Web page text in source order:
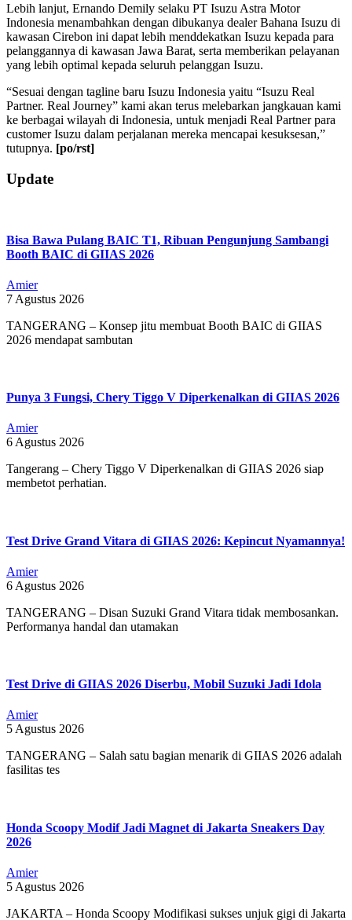
Lebih lanjut, Ernando Demily selaku PT Isuzu Astra Motor
Indonesia menambahkan dengan dibukanya dealer Bahana Isuzu di
kawasan Cirebon ini dapat lebih menddekatkan Isuzu kepada para
pelanggannya di kawasan Jawa Barat, serta memberikan pelayanan
yang lebih optimal kepada seluruh pelanggan Isuzu.
“Sesuai dengan tagline baru Isuzu Indonesia yaitu “Isuzu Real
Partner. Real Journey” kami akan terus melebarkan jangkauan kami
ke berbagai wilayah di Indonesia, untuk menjadi Real Partner para
customer Isuzu dalam perjalanan mereka mencapai kesuksesan,”
tutupnya. [po/rst]
2019-
08-
Update
Bisa Bawa Pulang BAIC T1, Ribuan Pengunjung Sambangi
Booth BAIC di GIIAS 2026
Amier
7 Agustus 2026
TANGERANG – Konsep jitu membuat Booth BAIC di GIIAS
2026 mendapat sambutan
Punya 3 Fungsi, Chery Tiggo V Diperkenalkan di GIIAS 2026
Amier
6 Agustus 2026
Tangerang – Chery Tiggo V Diperkenalkan di GIIAS 2026 siap
membetot perhatian.
Test Drive Grand Vitara di GIIAS 2026: Kepincut Nyamannya!
Amier
6 Agustus 2026
TANGERANG – Disan Suzuki Grand Vitara tidak membosankan.
Performanya handal dan utamakan
Test Drive di GIIAS 2026 Diserbu, Mobil Suzuki Jadi Idola
Amier
5 Agustus 2026
TANGERANG – Salah satu bagian menarik di GIIAS 2026 adalah
fasilitas tes
Honda Scoopy Modif Jadi Magnet di Jakarta Sneakers Day
2026
Amier
5 Agustus 2026
JAKARTA – Honda Scoopy Modifikasi sukses unjuk gigi di Jakarta